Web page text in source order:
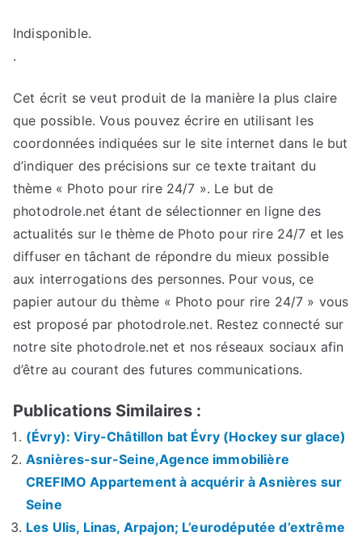
Indisponible.
.
Cet écrit se veut produit de la manière la plus claire
que possible. Vous pouvez écrire en utilisant les
coordonnées indiquées sur le site internet dans le but
d’indiquer des précisions sur ce texte traitant du
thème « Photo pour rire 24/7 ». Le but de
photodrole.net étant de sélectionner en ligne des
actualités sur le thème de Photo pour rire 24/7 et les
diffuser en tâchant de répondre du mieux possible
aux interrogations des personnes. Pour vous, ce
papier autour du thème « Photo pour rire 24/7 » vous
est proposé par photodrole.net. Restez connecté sur
notre site photodrole.net et nos réseaux sociaux afin
d’être au courant des futures communications.
Publications Similaires :
(Évry): Viry-Châtillon bat Évry (Hockey sur glace)
Asnières-sur-Seine,Agence immobilière
CREFIMO Appartement à acquérir à Asnières sur
Seine
Les Ulis, Linas, Arpajon; L’eurodéputée d’extrême